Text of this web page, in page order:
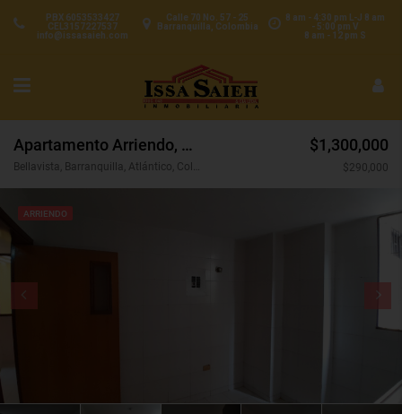
8 am - 4:30 pm L-J 8 am
- 5:00 pm V
8 am - 12 pm S
Calle 70 No. 57 - 25
Barranquilla, Colombia
PBX 6053533427
CEL3157227537
info@issasaieh.com
Apartamento Arriendo, Bellavista, Barranquilla (30955)
Bellavista, Barranquilla, Atlántico, Colombia
$1,300,000
$290,000
ARRIENDO